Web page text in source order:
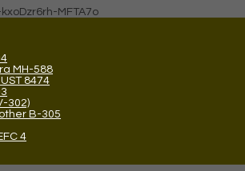
MFTA7o
MH-588
8474
302)
B-305
4